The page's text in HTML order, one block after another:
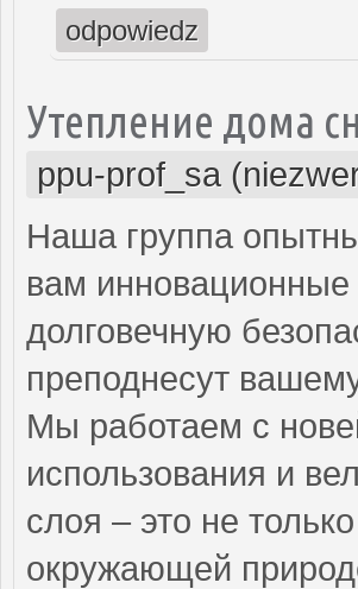
odpowiedz
Утепление дома
ppu-prof_sa
Наша группа
вам инновационные
долговечную
преподнесут
Мы работаем с
использования и
слоя – это не
окружающей